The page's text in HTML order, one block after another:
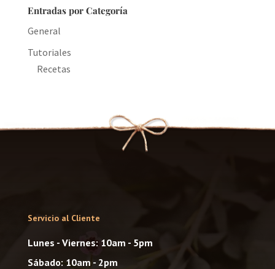
Entradas por Categoría
General
Tutoriales
Recetas
Servicio al Cliente
Lunes - Viernes: 10am - 5pm
Sábado: 10am - 2pm